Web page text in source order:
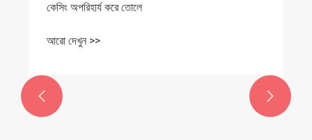
কেসিং অপরিহার্য করে তোলে
আরো দেখুন >>
 